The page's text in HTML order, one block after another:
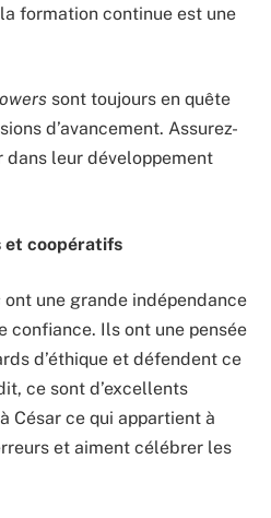
formation continue est une
sont toujours en quête
d’avancement. Assurez-
dans leur développement
et coopératifs
ont une grande indépendance
confiance. Ils ont une pensée
d’éthique et défendent ce
ce sont d’excellents
César ce qui appartient à
et aiment célébrer les